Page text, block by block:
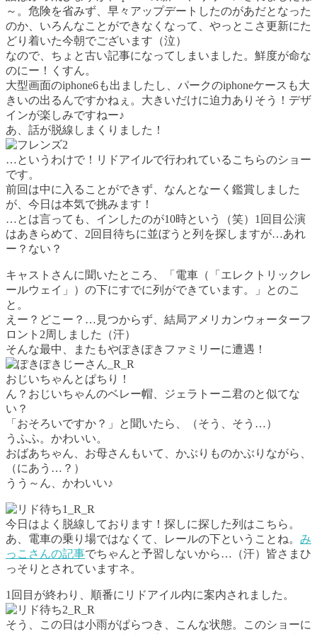
～。危険を省みず、早々アップデートしたのがあだとなった
のか、いろんなことができなくなって、やっとこさ更新にた
どり着いた今朝でございます（泣）
なので、ちょと古い記事になってしまいました。鮮度が命な
のにー！くすん。
大型画面のiphone6も出ましたし、パークのiphoneケースも大
きいの出るんですかねぇ。大きいだけに迫力ありそう！デザ
インが楽しみですねー♪
あ、話が脱線しまくりました！
…というわけで！リドアイルで行われているこちらのショー
です。
前回は中に入ることができず、なんとなーく鑑賞しました
が、今日は本気で挑みます！
…とは言っても、インしたのが10時という（笑）1回目公演
はあきらめて、2回目待ちに並ぼうと列を探しますが…あれ
ー？ない？
キャストさんに聞いたところ、「電車（「エレクトリックレ
ールウェイ」）の下にすでに列ができています。」とのこ
と。
えー？どこー？…見つからず、結局アメリカンウォーターフ
ロント2周しました（汗）
そんな最中、またもやぽきぽきファミリーに遭遇！
おじいちゃんとぱちり！
ん？おじいちゃんのベレー帽、ジェラトーニ君のと似てな
い？
「おそろいですか？」と聞いたら、（そう、そう…）
うふふ。かわいい。
おばあちゃん、お母さんもいて、かぶりものかぶりながら、
（にあう…？）
うう～ん、かわいい♪
今日はよく脱線しております！探しに探した列はこちら。
あ、電車の乗り場ではなくて、レールの下ということね。 み
っこさんの記事でちゃんと予習しないから…（汗）皆さまひ
っそりとされていますネ。
1回目が終わり、順番にリドアイル内に案内されました。
そう、この日は小雨がぱらつき、こんな状態。このショーに